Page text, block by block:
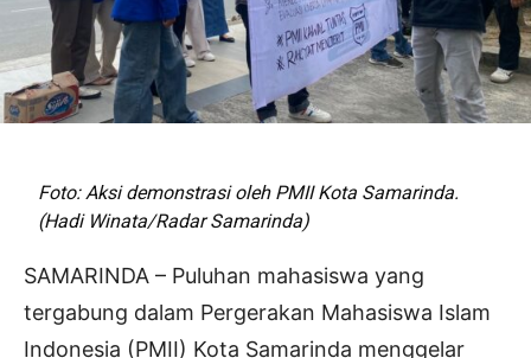
Foto: Aksi demonstrasi oleh PMII Kota Samarinda.
(Hadi Winata/Radar Samarinda)
SAMARINDA – Puluhan mahasiswa yang
tergabung dalam Pergerakan Mahasiswa Islam
Indonesia (PMII) Kota Samarinda menggelar